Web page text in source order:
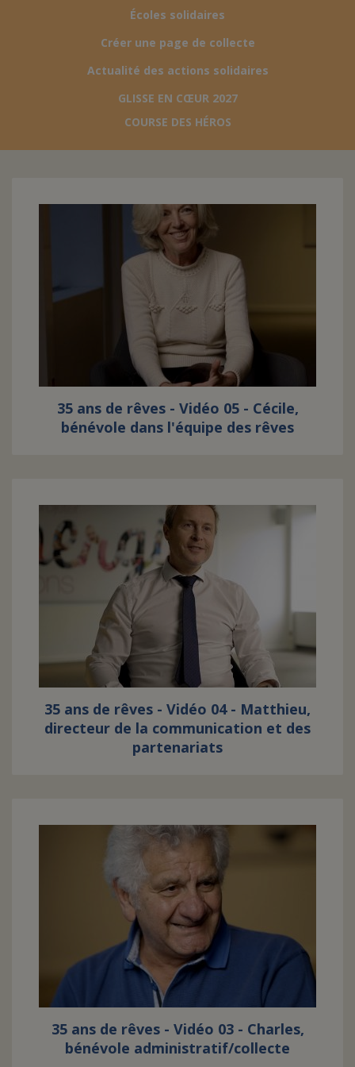
FAIRE UN DON
ESPACE PRESSE
BÉNÉVOLE
UN PETIT PRINCE
Écoles solidaires
Créer une page de collecte
Actualité des actions solidaires
GLISSE EN CŒUR 2027
COURSE DES HÉROS
35 ans de rêves - Vidéo 05 - Cécile,
bénévole dans l'équipe des rêves
35 ans de rêves - Vidéo 04 - Matthieu,
directeur de la communication et des
partenariats
35 ans de rêves - Vidéo 03 - Charles,
bénévole administratif/collecte